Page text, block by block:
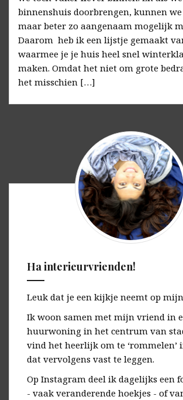
binnenshuis doorbrengen, kunnen
maar beter zo aangenaam mogelijk
Daarom heb ik een lijstje gemaakt
waarmee je je huis heel snel
maken. Omdat het niet om grote
het misschien […]
Ha interieurvrienden!
Leuk dat je een kijkje neemt op
Ik woon samen met mijn vriend in
huurwoning in het centrum van
vind het heerlijk om te ‘rommelen’
dat vervolgens vast te leggen.
Op Instagram deel ik dagelijks een
- vaak veranderende hoekjes - of